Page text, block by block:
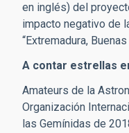
en inglés) del
impacto negativo de
“Extremadura,
A contar estrellas
Amateurs de la
Organización
las Gemínidas de